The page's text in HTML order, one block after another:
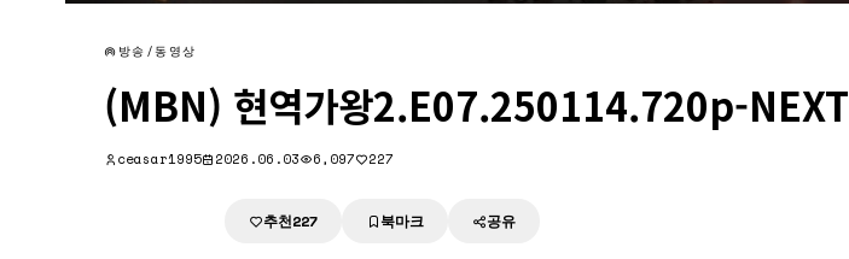
방송/동영상
(MBN) 현역가왕2.E07.250114.720p-NEXT
ceasar1995 2026.06.03 6,097 227
추천227 북마크 공유